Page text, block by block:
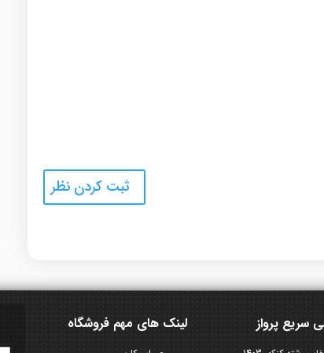
لینک های مهم فروشگاه سریع پرواز